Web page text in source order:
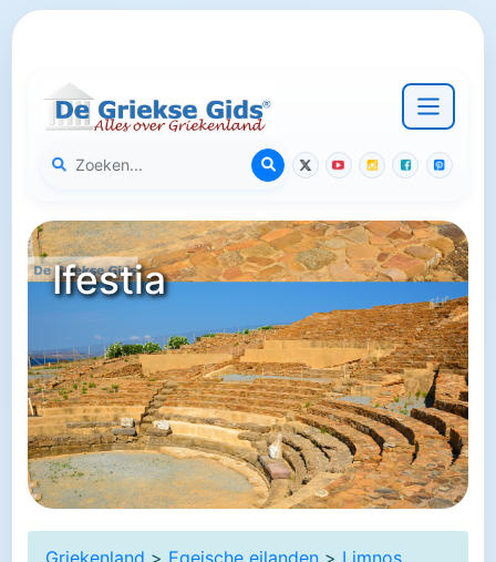
Ifestia
Griekenland > Egeische eilanden > Limnos